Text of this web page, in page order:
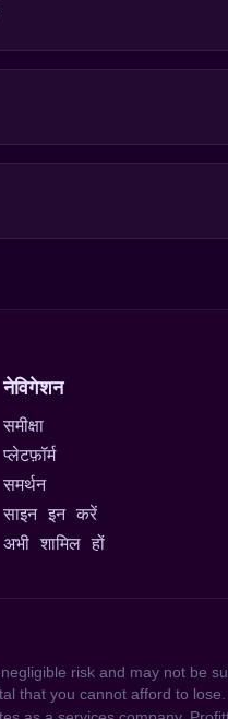
नेविगेशन
समीक्षा
प्लेटफ़ॉर्म
समर्थन
साइन इन करें
अभी शामिल हों